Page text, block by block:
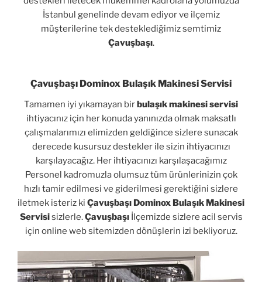
İstanbul genelinde devam ediyor ve ilçemiz
müşterilerine tek desteklediğimiz semtimiz
Çavuşbaşı.
Çavuşbaşı Dominox Bulaşık Makinesi Servisi
Tamamen iyi yıkamayan birbulaşık makinesi servisi
ihtiyacınız için her konuda yanınızda olmak maksatlı
çalışmalarımızı elimizden geldiğince sizlere sunacak
derecede kusursuz destekler ile sizin ihtiyacınızı
karşılayacağız. Her ihtiyacınızı karşılaşacağımız
Personel kadromuzla olumsuz tüm ürünlerinizin çok
hızlı tamir edilmesi ve giderilmesi gerektiğini sizlere
iletmek isteriz ki Çavuşbaşı Dominox Bulaşık Makinesi
Servisisizlerle.Çavuşbaşıİlçemizde sizlere acil servis
için online web sitemizden dönüşlerin izi bekliyoruz.